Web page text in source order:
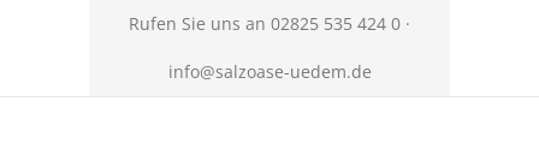
Rufen Sie uns an 02825 535 424 0 ·
info@salzoase-uedem.de